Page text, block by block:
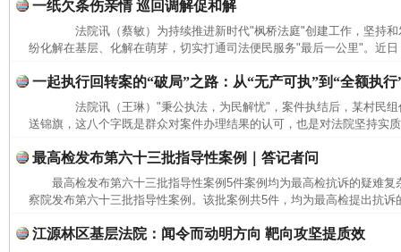
一纸欠条伤亲情 巡回调解促和解
法院讯（蔡敏）为持续推进新时代"枫桥法庭"创建工作，坚持和
纷化解在基层、化解在萌芽，切实打通司法便民服务"最后一公里"。近
一起执行回转案的“破局”之路：从“无产可执”到“全额执行
法院讯（王琳）"秉公执法，为民解忧"，案件执结后，某村民组
送锦旗，这八个字既是群众对案件办理结果的认可，也是对法院坚持实
最高检发布第六十三批指导性案例｜答记者问
最高检发布第六十三批指导性案例5件案例均为最高检抗诉的疑
察院发布第六十三批指导性案例。该批案例共5件，均为最高检提出抗诉
江源林区基层法院：闻令而动明方向 靶向攻坚提质效